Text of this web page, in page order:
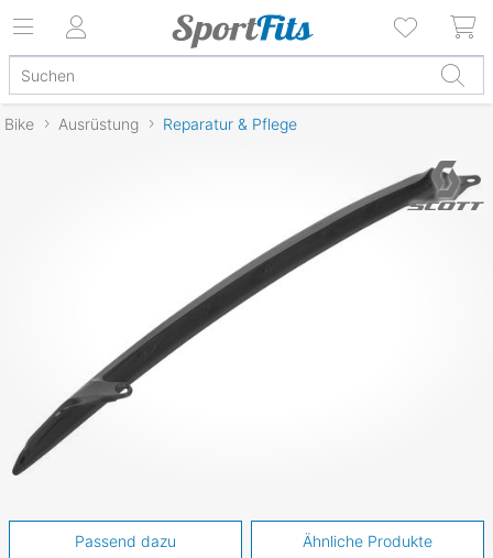
Bike Ausrüstung Reparatur & Pflege
Passend dazu Ähnliche Produkte